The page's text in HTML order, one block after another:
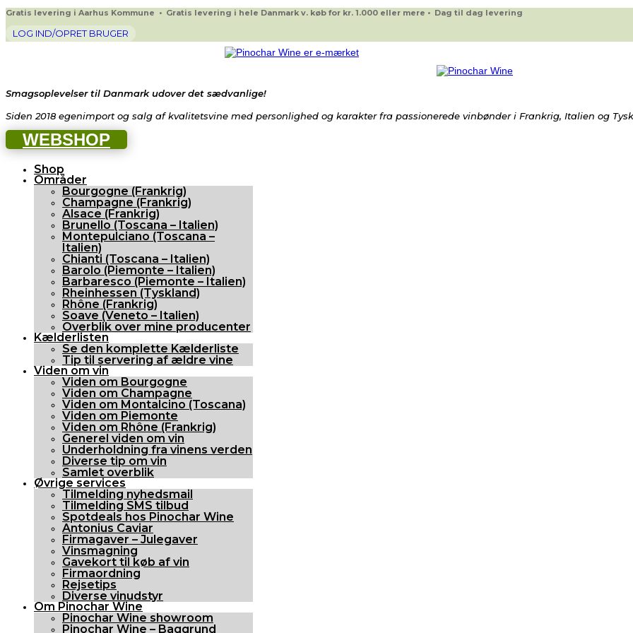
Gratis levering i Aarhus Kommune • Gratis levering i hele Danmark v. køb for kr. 1.000 eller mere • Dag til dag levering
LOG IND/OPRET BRUGER
Smagsoplevelser til Danmark udover det sædvanlige!
Siden 2018 egenimport og salg af kvalitetsvine med personlighed og karakter fra passionerede vinbønder i Frankrig, Italien og
WEBSHOP
Shop
Områder
Bourgogne (Frankrig)
Champagne (Frankrig)
Alsace (Frankrig)
Brunello (Toscana – Italien)
Montepulciano (Toscana –
Italien)
Chianti (Toscana – Italien)
Barolo (Piemonte – Italien)
Barbaresco (Piemonte – Italien)
Rheinhessen (Tyskland)
Rhône (Frankrig)
Soave (Veneto – Italien)
Overblik over mine producenter
Kælderlisten
Se den komplette Kælderliste
Tip til servering af ældre vine
Viden om vin
Viden om Bourgogne
Viden om Champagne
Viden om Montalcino (Toscana)
Viden om Piemonte
Viden om Rhône (Frankrig)
Generel viden om vin
Underholdning fra vinens verden
Diverse tip om vin
Samlet overblik
Øvrige services
Tilmelding nyhedsmail
Tilmelding SMS tilbud
Spotdeals hos Pinochar Wine
Antonius Caviar
Firmagaver – Julegaver
Vinsmagning
Gavekort til køb af vin
Firmaordning
Rejsetips
Diverse vinudstyr
Om Pinochar Wine
Pinochar Wine showroom
Pinochar Wine – Baggrund